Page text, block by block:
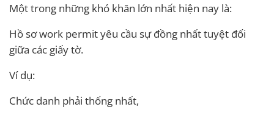
Một trong những khó khăn lớn nhất hiện nay là:
Hồ sơ work permit yêu cầu sự đồng nhất tuyệt đối
giữa các giấy tờ.
Ví dụ:
Chức danh phải thống nhất,